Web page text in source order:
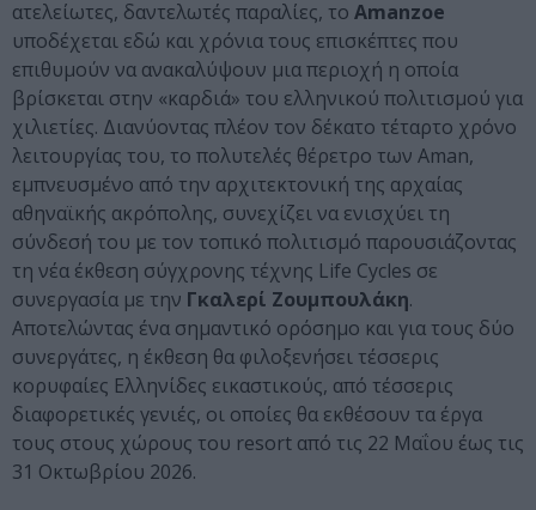
ατελείωτες, δαντελωτές παραλίες, το Amanzoe
υποδέχεται εδώ και χρόνια τους επισκέπτες που
επιθυμούν να ανακαλύψουν μια περιοχή η οποία
βρίσκεται στην «καρδιά» του ελληνικού πολιτισμού για
χιλιετίες. Διανύοντας πλέον τον δέκατο τέταρτο χρόνο
λειτουργίας του, το πολυτελές θέρετρο των Aman,
εμπνευσμένο από την αρχιτεκτονική της αρχαίας
αθηναϊκής ακρόπολης, συνεχίζει να ενισχύει τη
σύνδεσή του με τον τοπικό πολιτισμό παρουσιάζοντας
τη νέα έκθεση σύγχρονης τέχνης Life Cycles σε
συνεργασία με την Γκαλερί Ζουμπουλάκη.
Αποτελώντας ένα σημαντικό ορόσημο και για τους δύο
συνεργάτες, η έκθεση θα φιλοξενήσει τέσσερις
κορυφαίες Ελληνίδες εικαστικούς, από τέσσερις
διαφορετικές γενιές, οι οποίες θα εκθέσουν τα έργα
τους στους χώρους του resort από τις 22 Μαΐου έως τις
31 Οκτωβρίου 2026.